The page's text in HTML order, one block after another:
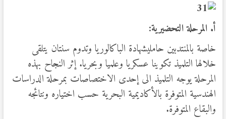
أ. المرحلة التحضيرية:
خاصة بالمنتدبين حامليشهادة الباكالوريا وتدوم سنتان يتلقى
خلالها التلميذ تكوينا عسكريا وعلميا وبحريا. إثر النجاح بهذه
المرحلة يوجه التلميذ الى إحدى الاختصاصات بمرحلة الدراسات
الهندسية المتوفرة بالأكاديمية البحرية حسب اختياره ونتائجه
والبقاع المتوفرة.